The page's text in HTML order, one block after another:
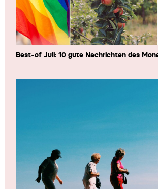
Best-of Juli: 10 gute Nachrichten des